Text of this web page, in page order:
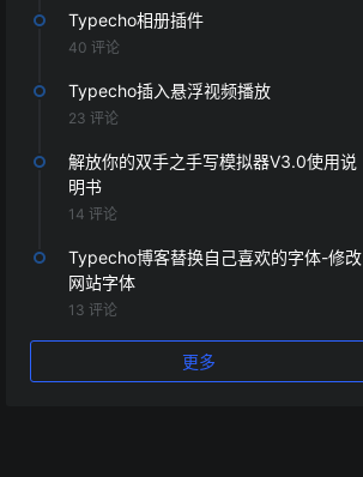
Typecho相册插件
40 评论
Typecho插入悬浮视频播放
23 评论
解放你的双手之手写模拟器V3.0使用说
明书
14 评论
Typecho博客替换自己喜欢的字体-修改
网站字体
13 评论
更多